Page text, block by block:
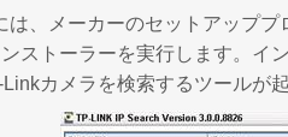
は、メーカーのセットアップ
ストーラーを実行します。イ
カメラを検索するツールが